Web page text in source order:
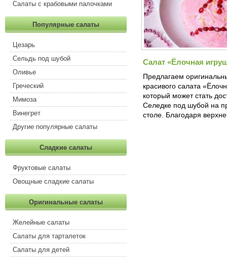
Салаты с крабовыми палочками
Популярные салаты
Цезарь
Сельдь под шубой
Оливье
Греческий
Мимоза
Винегрет
Другие популярные салаты
Сладкие салаты
Фруктовые салаты
Овощные сладкие салаты
Оригинальные салаты
Желейные салаты
Салаты для тарталеток
Салаты для детей
Салат «Ёлочная
Предлагаем
красивого салата
который может стать
Селедке под шубой на
столе. Благодаря